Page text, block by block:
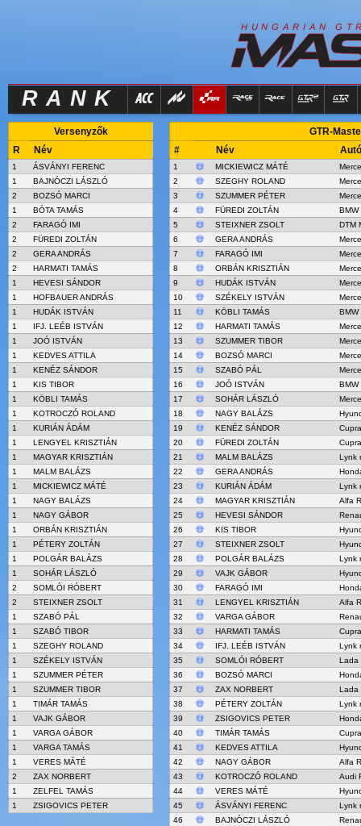
H U N G A R I A N G T
RANK
Versenyzők
R
Név
1
ÁSVÁNYI FERENC
1
BAJNÓCZI LÁSZLÓ
2
BOZSÓ MARCI
1
BÓTA TAMÁS
2
FARAGÓ IMI
2
FÜREDI ZOLTÁN
2
GERA ANDRÁS
2
HARMATI TAMÁS
1
HEVESI SÁNDOR
1
HOFBAUER ANDRÁS
1
HUDÁK ISTVÁN
1
IFJ. LEÉB ISTVÁN
1
JOÓ ISTVÁN
1
KEDVES ATTILA
1
KENÉZ SÁNDOR
1
KIS TIBOR
1
KÖBLI TAMÁS
1
KOTROCZÓ ROLAND
1
KURIÁN ÁDÁM
1
LENGYEL KRISZTIÁN
1
MAGYAR KRISZTIÁN
1
MALM BALÁZS
1
MICKIEWICZ MÁTÉ
1
NAGY BALÁZS
1
NAGY GÁBOR
1
ORBÁN KRISZTIÁN
1
PÉTERY ZOLTÁN
1
POLGÁR BALÁZS
1
SOHÁR LÁSZLÓ
2
SOMLÓI RÓBERT
2
STEIXNER ZSOLT
1
SZABÓ PÁL
1
SZABÓ TIBOR
1
SZEGHY ROLAND
1
SZÉKELY ISTVÁN
1
SZUMMER PÉTER
1
SZUMMER TIBOR
1
TIMÁR TAMÁS
1
VAJK GÁBOR
1
VARGA GÁBOR
1
VARGA TAMÁS
1
VERES MÁTÉ
2
ZAX NORBERT
1
ZELFEL TAMÁS
1
ZSIGOVICS PETER
GTR-
#
Név Autó
1 MICKIEWICZ MÁTÉ
2
SZEGHY ROLAND
3
SZUMMER PÉTER
4
FÜREDI ZOLTÁN
BMW
5
STEIXNER ZSOLT
DTM
6
GERA ANDRÁS
7
FARAGÓ IMI
8
ORBÁN KRISZTIÁN
9
HUDÁK ISTVÁN
10
SZÉKELY ISTVÁN
11
KÖBLI TAMÁS
BMW
12
HARMATI TAMÁS
13
SZUMMER TIBOR
14
BOZSÓ MARCI
15
SZABÓ PÁL
16
JOÓ ISTVÁN
BMW
17
SOHÁR LÁSZLÓ
18
NAGY BALÁZS
19
KENÉZ SÁNDOR
20
FÜREDI ZOLTÁN
21
MALM BALÁZS
Lynk
22
GERA ANDRÁS
23
KURIÁN ÁDÁM
Lynk
24
MAGYAR KRISZTIÁN
Alfa
25
HEVESI SÁNDOR
26
KIS TIBOR
27
STEIXNER ZSOLT
28
POLGÁR BALÁZS
Lynk
29
VAJK GÁBOR
30
FARAGÓ IMI
31
LENGYEL KRISZTIÁN
Alfa
32
VARGA GÁBOR
33
HARMATI TAMÁS
34
IFJ. LEÉB ISTVÁN
Lynk
35
SOMLÓI RÓBERT
Lada
36
BOZSÓ MARCI
37
ZAX NORBERT
Lada
38
PÉTERY ZOLTÁN
Lynk
39
ZSIGOVICS PETER
40
TIMÁR TAMÁS
41
KEDVES ATTILA
42
NAGY GÁBOR
Alfa
43
KOTROCZÓ ROLAND
Audi
44
VERES MÁTÉ
45
ÁSVÁNYI FERENC
Lynk
46
BAJNÓCZI LÁSZLÓ